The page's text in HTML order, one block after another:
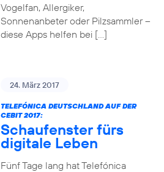
Vogelfan, Allergiker,
Sonnenanbeter oder Pilzsammler –
diese Apps helfen bei […]
24. März 2017
TELEFÓNICA DEUTSCHLAND AUF DER
CEBIT 2017:
Schaufenster fürs
digitale Leben
Fünf Tage lang hat Telefónica